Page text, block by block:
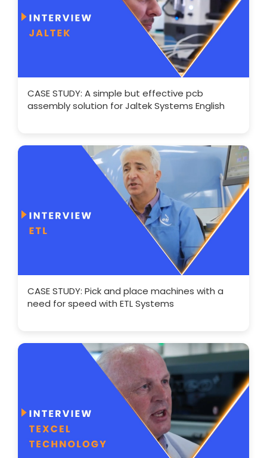
CASE STUDY: A simple but effective pcb
assembly solution for Jaltek Systems English
CASE STUDY: Pick and place machines with a
need for speed with ETL Systems